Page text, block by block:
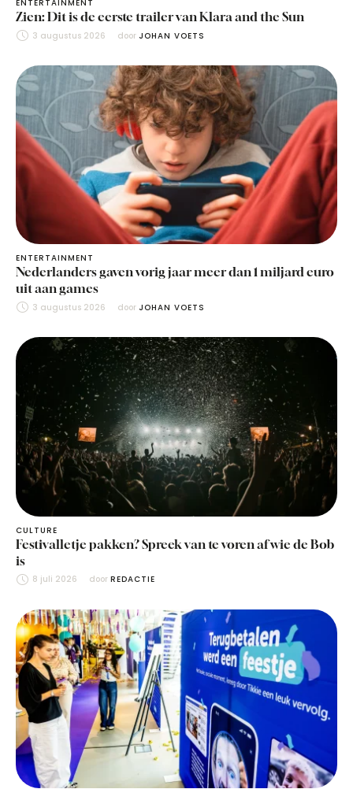
ENTERTAINMENT
Zien: Dit is de eerste trailer van Klara and the Sun
3 augustus 2026 door JOHAN VOETS
ENTERTAINMENT
Nederlanders gaven vorig jaar meer dan 1 miljard euro
uit aan games
3 augustus 2026 door JOHAN VOETS
CULTURE
Festivalletje pakken? Spreek van te voren af wie de Bob
is
8 juli 2026 door REDACTIE